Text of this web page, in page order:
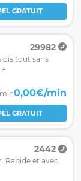
GRATUIT
29982
dis tout sans
0,00€/min
GRATUIT
2442
Rapide et avec